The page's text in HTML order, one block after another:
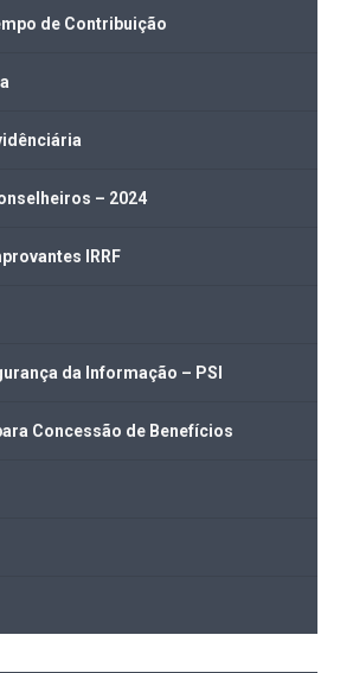
de Contribuição
– 2024
IRRF
da Informação – PSI
Concessão de Benefícios